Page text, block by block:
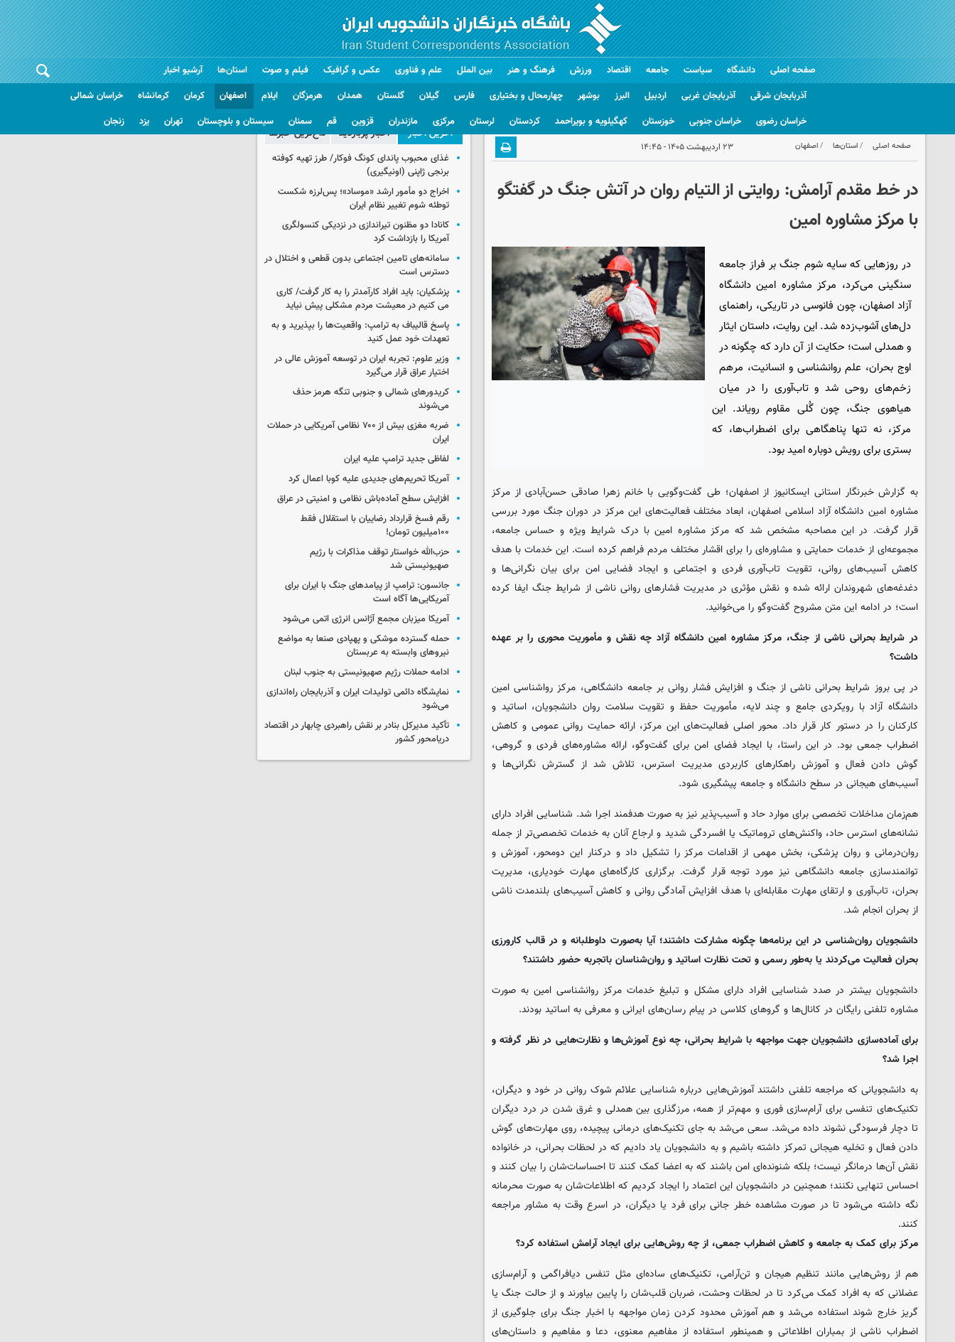
صفحه اصلی دانشگاه سیاست جامعه اقتصاد ورزش فرهنگ و هنر بین الملل علم و فناوری عکس و گرافیک فیلم و صوت
استان‌ها
آذربایجان شرقی
آذربایجان غربی اردبیل البرز بوشهر چهارمحال و بختیاری فارس گیلان گلستان همدان هرمزگان ایلام اصفهان کرمان کرمانشاه
خراسان شمالی
خراسان رضوی
خراسان جنوبی خوزستان کهگیلویه و بویراحمد کردستان لرستان مرکزی مازندران قزوین قم سمنان سیستان و بلوچستان تهران یزد زنجان
آرشیو اخبار
صفحه اصلی استان‌ها اصفهان ۲۳ اردیبهشت ۱۴۰۵ - ۱۴:۴۵
در خط مقدم آرامش: روایتی از التیام روان در آتش جنگ در گفتگو
با مرکز مشاوره امین
در روزهایی که سایه شوم جنگ بر فراز جامعه
سنگینی می‌کرد، مرکز مشاوره امین دانشگاه
آزاد اصفهان، چون فانوسی در تاریکی، راهنمای
دل‌های آشوب‌زده شد. این روایت، داستان ایثار
و همدلی است؛ حکایت از آن دارد که چگونه در
اوج بحران، علم روانشناسی و انسانیت، مرهم
زخم‌های روحی شد و تاب‌آوری را در میان
هیاهوی جنگ، چون گُلی مقاوم رویاند. این
مرکز، نه تنها پناهگاهی برای اضطراب‌ها، که
بستری برای رویش دوباره امید بود.
به گزارش خبرنگار استانی ایسکانیوز از اصفهان؛ طی گفت‌وگویی با خانم زهرا صادقی حسن‌آبادی از مرکز
مشاوره امین دانشگاه آزاد اسلامی اصفهان، ابعاد مختلف فعالیت‌های این مرکز در دوران جنگ مورد بررسی
قرار گرفت. در این مصاحبه مشخص شد که مرکز مشاوره امین با درک شرایط ویژه و حساس جامعه،
مجموعه‌ای از خدمات حمایتی و مشاوره‌ای را برای اقشار مختلف مردم فراهم کرده است. این خدمات با هدف
کاهش آسیب‌های روانی، تقویت تاب‌آوری فردی و اجتماعی و ایجاد فضایی امن برای بیان نگرانی‌ها و
دغدغه‌های شهروندان ارائه شده و نقش مؤثری در مدیریت فشارهای روانی ناشی از شرایط جنگ ایفا کرده
است؛ در ادامه این متن مشروح گفت‌وگو را می‌خوانید.
در شرایط بحرانی ناشی از جنگ، مرکز مشاوره امین دانشگاه آزاد چه نقش و مأموریت محوری را بر عهده
داشت؟
در پی بروز شرایط بحرانی ناشی از جنگ و افزایش فشار روانی بر جامعه دانشگاهی، مرکز رواشناسی امین
دانشگاه آزاد با رویکردی جامع و چند لایه، مأموریت حفظ و تقویت سلامت روان دانشجویان، اساتید و
کارکنان را در دستور کار قرار داد. محور اصلی فعالیت‌های این مرکز، ارائه حمایت روانی عمومی و کاهش
اضطراب جمعی بود. در این راستا، با ایجاد فضای امن برای گفت‌وگو، ارائه مشاوره‌های فردی و گروهی،
گوش دادن فعال و آموزش راهکارهای کاربردی مدیریت استرس، تلاش شد از گسترش نگرانی‌ها و
آسیب‌های هیجانی در سطح دانشگاه و جامعه پیشگیری شود.
هم‌زمان مداخلات تخصصی برای موارد حاد و آسیب‌پذیر نیز به صورت هدفمند اجرا شد. شناسایی افراد دارای
نشانه‌های استرس حاد، واکنش‌های تروماتیک یا افسردگی شدید و ارجاع آنان به خدمات تخصصی‌تر از جمله
روان‌درمانی و روان پزشکی، بخش مهمی از اقدامات مرکز را تشکیل داد و درکنار این دومحور، آموزش و
توانمندسازی جامعه دانشگاهی نیز مورد توجه قرار گرفت. برگزاری کارگاه‌های مهارت خودیاری، مدیریت
بحران، تاب‌آوری و ارتقای مهارت مقابله‌ای با هدف افزایش آمادگی روانی و کاهش آسیب‌های بلندمدت ناشی
از بحران انجام شد.
دانشجویان روان‌شناسی در این برنامه‌ها چگونه مشارکت داشتند؛ آیا به‌صورت داوطلبانه و در قالب کارورزی
بحران فعالیت می‌کردند یا به‌طور رسمی و تحت نظارت اساتید و روان‌شناسان باتجربه حضور داشتند؟
دانشجویان بیشتر در صدد شناسایی افراد دارای مشکل و تبلیغ خدمات مرکز روانشناسی امین به صورت
مشاوره تلفنی رایگان در کانال‌ها و گروهای کلاسی در پیام رسان‌های ایرانی و معرفی به اساتید بودند.
برای آماده‌سازی دانشجویان جهت مواجهه با شرایط بحرانی، چه نوع آموزش‌ها و نظارت‌هایی در نظر گرفته و
اجرا شد؟
به دانشجویانی که مراجعه تلفنی داشتند آموزش‌هایی درباره شناسایی علائم شوک روانی در خود و دیگران،
تکنیک‌های تنفسی برای آرام‌سازی فوری و مهم‌تر از همه، مرزگذاری بین همدلی و غرق شدن در درد دیگران
تا دچار فرسودگی نشوند داده می‌شد. سعی می‌شد به جای تکنیک‌های درمانی پیچیده، روی مهارت‌های گوش
دادن فعال و تخلیه هیجانی تمرکز داشته باشیم و به دانشجویان یاد دادیم که در لحظات بحرانی، در خانواده
نقش آن‌ها درمانگر نیست؛ بلکه شنونده‌ای امن باشند که به اعضا کمک کنند تا احساسات‌شان را بیان کنند و
احساس تنهایی نکنند؛ همچنین در دانشجویان این اعتماد را ایجاد کردیم که اطلاعات‌شان به صورت محرمانه
نگه داشته می‌شود تا در صورت مشاهده خطر جانی برای فرد یا دیگران، در اسرع وقت به مشاور مراجعه
کنند.
مرکز برای کمک به جامعه و کاهش اضطراب جمعی، از چه روش‌هایی برای ایجاد آرامش استفاده کرد؟
هم از روش‌هایی مانند تنظیم هیجان و تن‌آرامی، تکنیک‌های ساده‌ای مثل تنفس دیافراگمی و آرام‌سازی
عضلانی که به افراد کمک می‌کرد تا در لحظات وحشت، ضربان قلب‌شان را پایین بیاورند و از حالت جنگ یا
گریز خارج شوند استفاده می‌شد و هم آموزش محدود کردن زمان مواجهه با اخبار جنگ برای جلوگیری از
اضطراب ناشی از بمباران اطلاعاتی و همینطور استفاده از مفاهیم معنوی، دعا و مفاهیم و داستان‌های
آخرین اخبار اخبار پربازدید داغ‌ترین خبرها
غذای محبوب پاندای کونگ فوکار/ طرز تهیه کوفته
برنجی ژاپنی (اونیگیری)
اخراج دو مأمور ارشد «موساد»؛ پس‌لرزه شکست
توطئه شوم تغییر نظام ایران
کانادا دو مظنون تیراندازی در نزدیکی کنسولگری
آمریکا را بازداشت کرد
سامانه‌های تامین اجتماعی بدون قطعی و اختلال در
دسترس است
پزشکیان: باید افراد کارآمدتر را به کار گرفت/ کاری
می کنیم در معیشت مردم مشکلی پیش نیاید
پاسخ قالیباف به ترامپ: واقعیت‌ها را بپذیرید و به
تعهدات خود عمل کنید
وزیر علوم: تجربه ایران در توسعه آموزش عالی در
اختیار عراق قرار می‌گیرد
کریدورهای شمالی و جنوبی تنگه هرمز حذف
می‌شوند
ضربه مغزی بیش از ۷۰۰ نظامی آمریکایی در حملات
ایران
لفاظی جدید ترامپ علیه ایران
آمریکا تحریم‌های جدیدی علیه کوبا اعمال کرد
افزایش سطح آماده‌باش نظامی و امنیتی در عراق
رقم فسخ قرارداد رضاییان با استقلال فقط
۱۰۰میلیون تومان!
حزب‌الله خواستار توقف مذاکرات با رژیم
صهیونیستی شد
جانسون: ترامپ از پیامدهای جنگ با ایران برای
آمریکایی‌ها آگاه است
آمریکا میزبان مجمع آژانس انرژی اتمی می‌شود
حمله گسترده موشکی و پهپادی صنعا به مواضع
نیروهای وابسته به عربستان
ادامه حملات رژیم صهیونیستی به جنوب لبنان
نمایشگاه دائمی تولیدات ایران و آذربایجان راه‌اندازی
می‌شود
تأکید مدیرکل بنادر بر نقش راهبردی چابهار در اقتصاد
دریامحور کشور